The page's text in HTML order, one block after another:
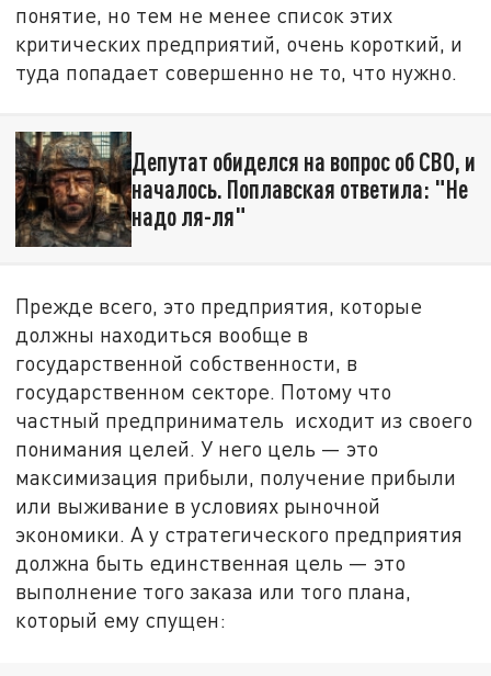
понятие, но тем не менее список этих
критических предприятий, очень короткий, и
туда попадает совершенно не то, что нужно.
Депутат обиделся на вопрос об СВО, и
началось. Поплавская ответила: "Не
надо ля-ля"
Прежде всего, это предприятия, которые
должны находиться вообще в
государственной собственности, в
государственном секторе. Потому что
частный предприниматель исходит из своего
понимания целей. У него цель — это
максимизация прибыли, получение прибыли
или выживание в условиях рыночной
экономики. А у стратегического предприятия
должна быть единственная цель — это
выполнение того заказа или того плана,
который ему спущен: